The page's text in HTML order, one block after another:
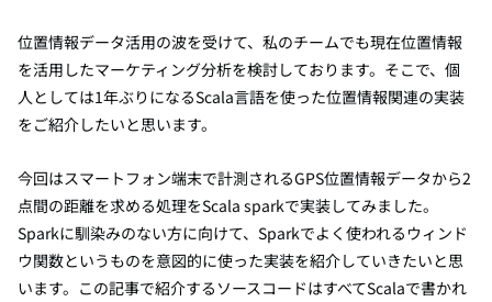
位置情報データ活用の波を受けて、私のチームでも現在位置情報
を活用したマーケティング分析を検討しております。そこで、個
人としては1年ぶりになるScala言語を使った位置情報関連の実装
をご紹介したいと思います。
今回はスマートフォン端末で計測されるGPS位置情報データから2
点間の距離を求める処理をScala sparkで実装してみました。
Sparkに馴染みのない方に向けて、Sparkでよく使われるウィンド
ウ関数というものを意図的に使った実装を紹介していきたいと思
います。この記事で紹介するソースコードはすべてScalaで書かれ